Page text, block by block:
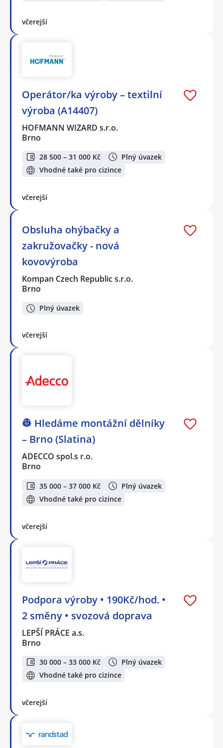
včerejší
Operátor/ka výroby – textilní
výroba (A14407)
HOFMANN WIZARD s.r.o.
Brno
28 500 – 31 000 Kč
Plný úvazek
Vhodné také pro cizince
včerejší
Obsluha ohýbačky a
zakružovačky - nová
kovovýroba
Kompan Czech Republic s.r.o.
Brno
Plný úvazek
včerejší
👷 Hledáme montážní dělníky
– Brno (Slatina)
ADECCO spol.s r.o.
Brno
35 000 – 37 000 Kč
Plný úvazek
Vhodné také pro cizince
včerejší
Podpora výroby • 190Kč/hod. •
2 směny • svozová doprava
LEPŠÍ PRÁCE a.s.
Brno
30 000 – 33 000 Kč
Plný úvazek
Vhodné také pro cizince
včerejší